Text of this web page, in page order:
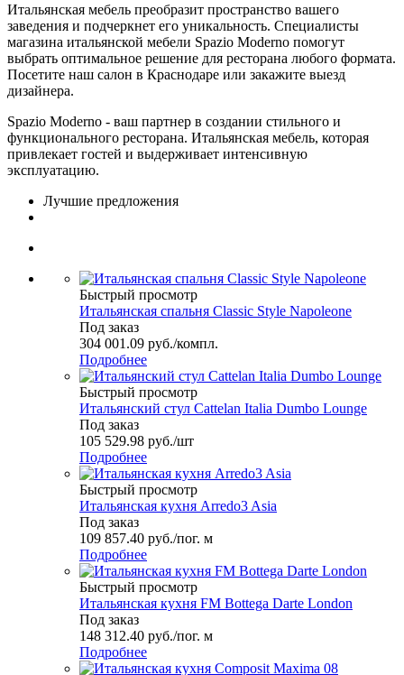
Итальянская мебель преобразит пространство вашего
заведения и подчеркнет его уникальность. Специалисты
магазина итальянской мебели Spazio Moderno помогут
выбрать оптимальное решение для ресторана любого формата.
Посетите наш салон в Краснодаре или закажите выезд
дизайнера.
Spazio Moderno - ваш партнер в создании стильного и
функционального ресторана. Итальянская мебель, которая
привлекает гостей и выдерживает интенсивную
эксплуатацию.
Лучшие предложения
Быстрый просмотр
Итальянская спальня Classic Style Napoleone
Под заказ
304 001.09 руб./компл.
Подробнее
Быстрый просмотр
Итальянский стул Cattelan Italia Dumbo Lounge
Под заказ
105 529.98 руб./шт
Подробнее
Быстрый просмотр
Итальянская кухня Arredo3 Asia
Под заказ
109 857.40 руб./пог. м
Подробнее
Быстрый просмотр
Итальянская кухня FM Bottega Darte London
Под заказ
148 312.40 руб./пог. м
Подробнее